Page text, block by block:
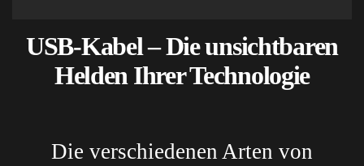
USB-Kabel – Die unsichtbaren
Helden Ihrer Technologie
Die verschiedenen Arten von